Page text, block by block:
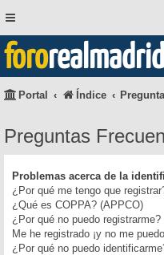
fororealmadrid
Portal Índice
Preguntas
Problemas acerca de la
¿Por qué me tengo que
¿Qué es COPPA? (APPCO)
¿Por qué no puedo registrarme?
Me he registrado ¡y no me
¿Por qué no puedo